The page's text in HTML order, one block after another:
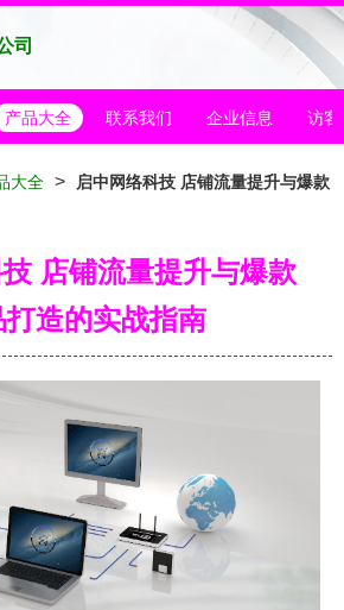
司
产品大全 联系我们 企业信息 访客
大全 >
启中网络科技 店铺流量提升与爆款
店铺流量提升与爆款
打造的实战指南